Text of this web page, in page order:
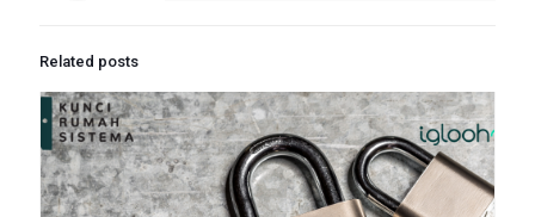
Related posts